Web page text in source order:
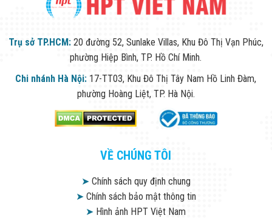
Trụ sở TP.HCM: 20 đường 52, Sunlake Villas, Khu Đô Thị Vạn Phúc,
phường Hiệp Bình, TP. Hồ Chí Minh.
Chi nhánh Hà Nội: 17-TT03, Khu Đô Thị Tây Nam Hồ Linh Đàm,
phường Hoàng Liệt, TP. Hà Nội.
VỀ CHÚNG TÔI
➤Chính sách quy định chung
➤Chính sách bảo mật thông tin
➤ Hình ảnh HPT Việt Nam